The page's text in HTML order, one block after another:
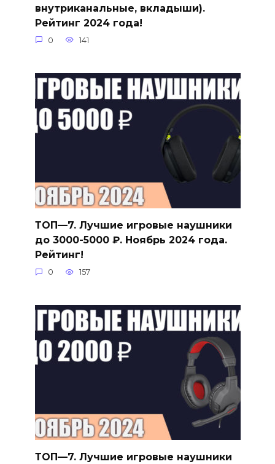
внутриканальные, вкладыши).
Рейтинг 2024 года!
0 141
ТОП—7. Лучшие игровые наушники
до 3000-5000 ₽. Ноябрь 2024 года.
Рейтинг!
0 157
ТОП—7. Лучшие игровые наушники